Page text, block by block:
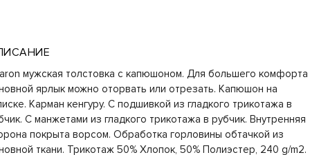
мужская толстовка с капюшоном. Для большего комфорта
ярлык можно оторвать или отрезать. Капюшон на
Карман кенгуру. С подшивкой из гладкого трикотажа в
С манжетами из гладкого трикотажа в рубчик. Внутренняя
покрыта ворсом. Обработка горловины обтачкой из
ткани. Трикотаж 50% Хлопок, 50% Полиэстер, 240 g/m2.